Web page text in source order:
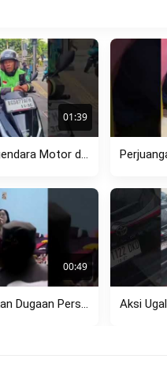
01:39
Cekcok Pengendara Motor dan Ojol di Menteng, Dipicu Aksi Lawan...
00:49
Penggerebekan Dugaan Perselingkuhan di Rembang Viral, Pasangan Diamankan Polisi